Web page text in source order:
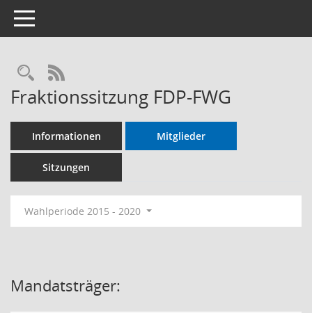
Toggle navigation
RSS-Feed
Fraktionssitzung FDP-FWG
Informationen Mitglieder
Sitzungen
Wahlperiode 2015 - 2020
Mandatsträger: